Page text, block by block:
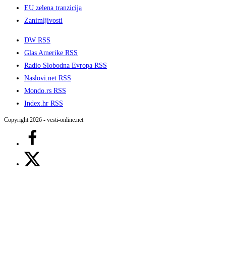
EU zelena tranzicija
Zanimljivosti
DW RSS
Glas Amerike RSS
Radio Slobodna Evropa RSS
Naslovi.net RSS
Mondo.rs RSS
Index.hr RSS
Copyright 2026 - vesti-online.net